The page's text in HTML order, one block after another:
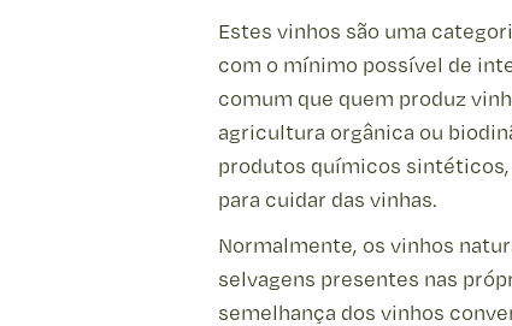
Estes vinhos são uma
com o mínimo possível de
comum que quem produz
agricultura orgânica ou
produtos químicos
para cuidar das vinhas.
Normalmente, os vinhos
selvagens presentes nas
semelhança dos vinhos